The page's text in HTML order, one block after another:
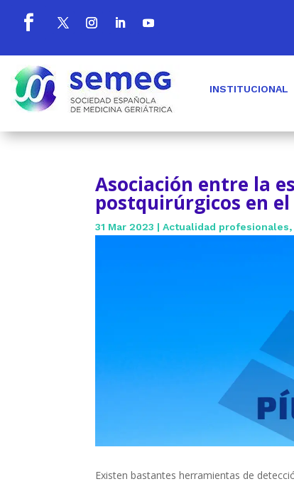
INSTITUCIONAL
Asociación entre la
postquirúrgicos en
31 Mar 2023 |Actualidad profesionales,
Existen bastantes herramientas de